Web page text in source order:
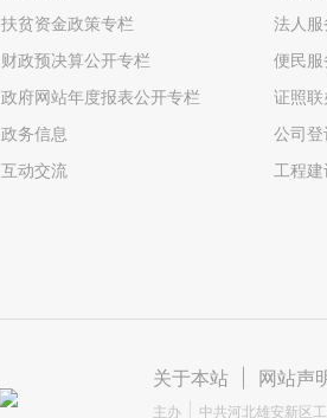
扶贫资金政策专栏
财政预决算公开专栏
政府网站年度报表公开专栏
政务信息
互动交流
法人服
便民服
证照联
公司登
工程建
关于本站 网站声
主办 中共河北雄安新区